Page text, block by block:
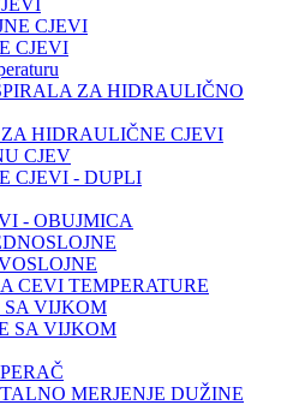
CJEVI
CJEVI
ZA HIDRAULIČNO
HIDRAULIČNE CJEVI
CJEV
CJEVI - DUPLI
- OBUJMICA
CEVI TEMPERATURE
SA VIJKOM
SA VIJKOM
MERJENJE DUŽINE